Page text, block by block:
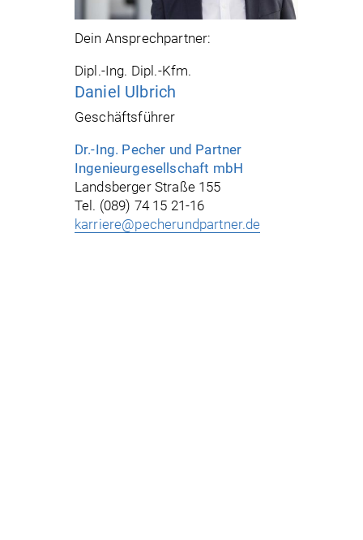
Dein Ansprechpartner:
Dipl.-Ing. Dipl.-Kfm.
Daniel Ulbrich
Geschäftsführer
Dr.-Ing. Pecher und Partner
Ingenieurgesellschaft mbH
Landsberger Straße 155
Tel. (089) 74 15 21-16
karriere@pecherundpartner.de